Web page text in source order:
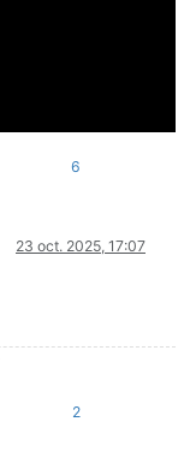
6
23 oct. 2025, 17:07
2